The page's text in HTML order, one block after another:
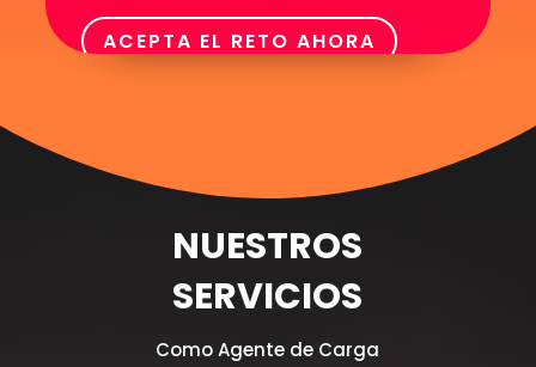
ACEPTA EL RETO AHORA
NUESTROS
SERVICIOS
Como Agente de Carga